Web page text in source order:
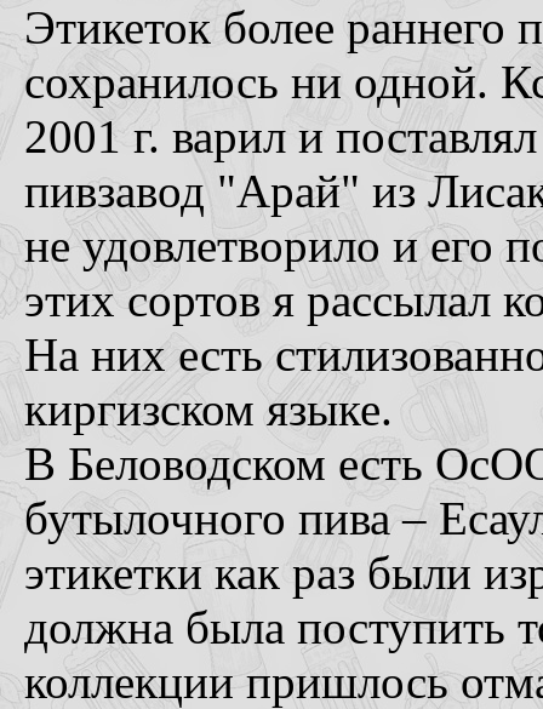
Этикеток более раннего
сохранилось ни одной.
2001 г. варил и
пивзавод "Арай" из
не удовлетворило и его
этих сортов я рассылал
На них есть
киргизском языке.
В Беловодском есть
бутылочного пива –
этикетки как раз были
должна была поступить
коллекции пришлось